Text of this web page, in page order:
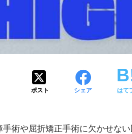
ポスト シェア はて
手術や屈折矯正手術に欠かせな